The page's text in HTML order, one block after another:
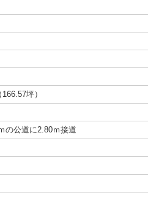
坪）
の公道に2.80ｍ接道